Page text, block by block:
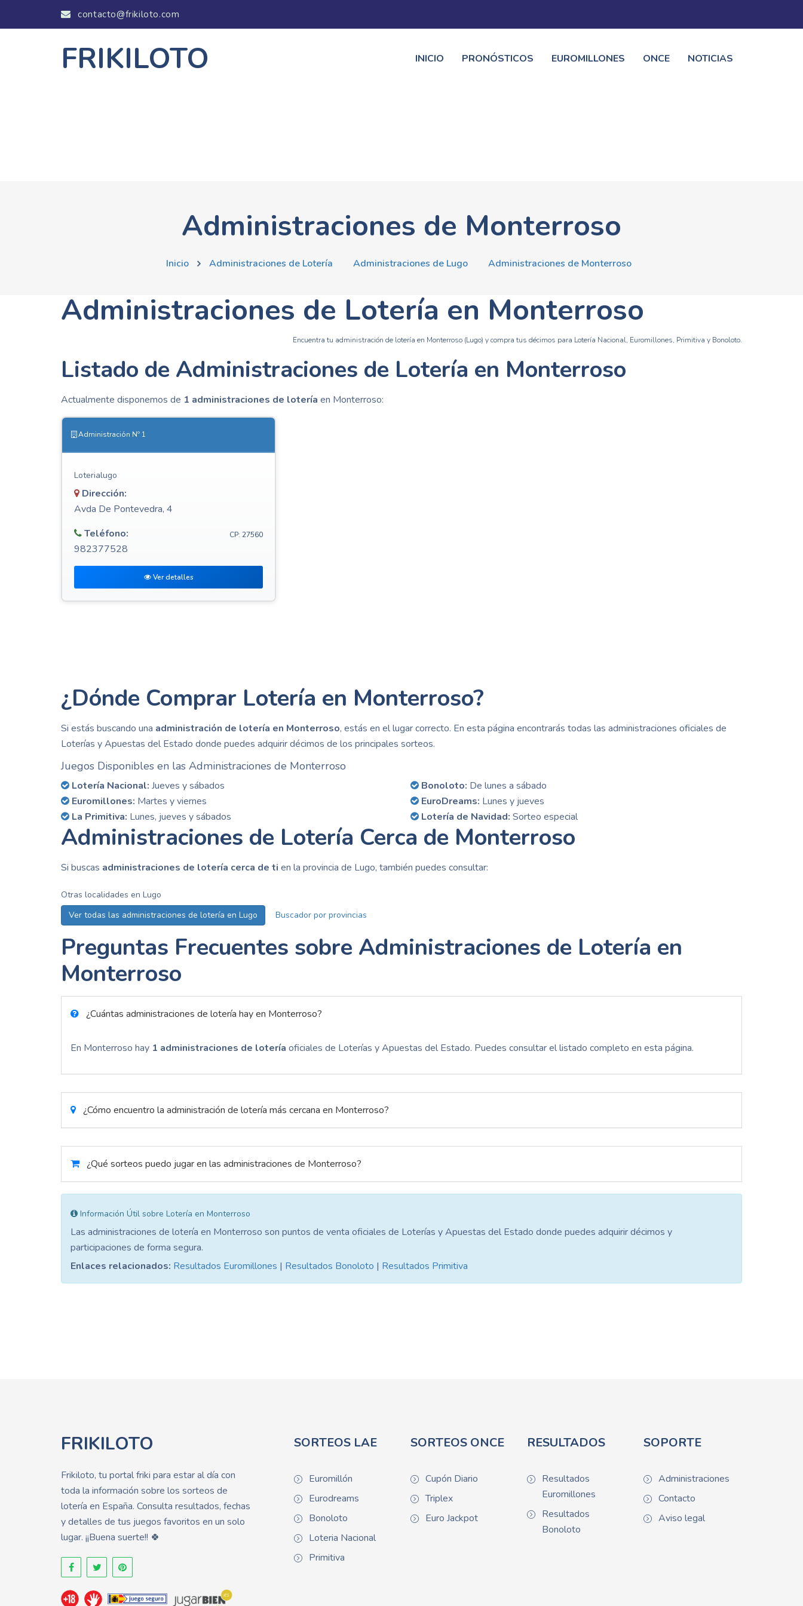
contacto@frikiloto.com
FRIKILOTO INICIO PRONÓSTICOS EUROMILLONES ONCE NOTICIAS
Administraciones de Monterroso
Inicio Administraciones de Lotería Administraciones de Lugo Administraciones de Monterroso
Administraciones de Lotería en Monterroso
Encuentra tu administración de lotería en Monterroso (Lugo) y compra tus décimos para Lotería Nacional, Euromillones, Primitiva y Bonoloto.
Listado de Administraciones de Lotería en Monterroso
Actualmente disponemos de 1 administraciones de lotería en Monterroso:
Administración Nº 1
Loterialugo
Dirección:
Avda De Pontevedra, 4
CP: 27560
Teléfono:
982377528
Ver detalles
¿Dónde Comprar Lotería en Monterroso?
Si estás buscando una administración de lotería en Monterroso, estás en el lugar correcto. En esta página encontrarás todas las administraciones oficiales de
Loterías y Apuestas del Estado donde puedes adquirir décimos de los principales sorteos.
Juegos Disponibles en las Administraciones de Monterroso
Lotería Nacional: Jueves y sábados
Euromillones: Martes y viernes
La Primitiva: Lunes, jueves y sábados
Bonoloto: De lunes a sábado
EuroDreams: Lunes y jueves
Lotería de Navidad: Sorteo especial
Administraciones de Lotería Cerca de Monterroso
Si buscas administraciones de lotería cerca de ti en la provincia de Lugo, también puedes consultar:
Otras localidades en Lugo
Ver todas las administraciones de lotería en Lugo
Buscador por provincias
Preguntas Frecuentes sobre Administraciones de Lotería en
Monterroso
¿Cuántas administraciones de lotería hay en Monterroso?
En Monterroso hay 1 administraciones de lotería oficiales de Loterías y Apuestas del Estado. Puedes consultar el listado completo en esta página.
¿Cómo encuentro la administración de lotería más cercana en Monterroso?
¿Qué sorteos puedo jugar en las administraciones de Monterroso?
Información Útil sobre Lotería en Monterroso
Las administraciones de lotería en Monterroso son puntos de venta oficiales de Loterías y Apuestas del Estado donde puedes adquirir décimos y
participaciones de forma segura.
Enlaces relacionados: Resultados Euromillones | Resultados Bonoloto | Resultados Primitiva
FRIKILOTO
Frikiloto, tu portal friki para estar al día con
toda la información sobre los sorteos de
lotería en España. Consulta resultados, fechas
y detalles de tus juegos favoritos en un solo
lugar. ¡¡Buena suerte!! 🍀
SORTEOS LAE
Euromillón
Eurodreams
Bonoloto
Loteria Nacional
Primitiva
SORTEOS ONCE
Cupón Diario
Triplex
Euro Jackpot
RESULTADOS
Resultados
Euromillones
Resultados
Bonoloto
SOPORTE
Administraciones
Contacto
Aviso legal